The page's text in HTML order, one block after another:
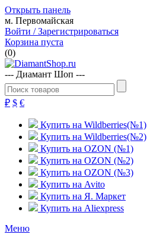
Открыть панель
м. Первомайская
Войти / Зарегистрироваться
Корзина пуста
(0)
--- Диамант Шоп ---
₽ $ €
Купить на Wildberries(№1)
Купить на Wildberries(№2)
Купить на OZON (№1)
Купить на OZON (№2)
Купить на OZON (№3)
Купить на Avito
Купить на Я. Маркет
Купить на Aliexpress
Меню